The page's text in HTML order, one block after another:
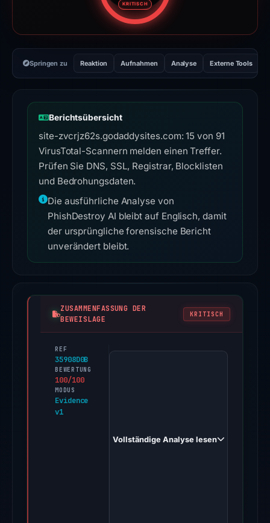
KRITISCH
Springen zu Reaktion Aufnahmen Analyse Externe Tools
Berichtsübersicht
site-zvcrjz62s.godaddysites.com: 15 von 91
VirusTotal-Scannern melden einen Treffer.
Prüfen Sie DNS, SSL, Registrar, Blocklisten
und Bedrohungsdaten.
Die ausführliche Analyse von
PhishDestroy AI bleibt auf Englisch, damit
der ursprüngliche forensische Bericht
unverändert bleibt.
ZUSAMMENFASSUNG DER
BEWEISLAGE
KRITISCH
REF
35908D0B
BEWERTUNG
100/100
MODUS
Evidence
v1
PhishDestroy
Feb
Vollständige Analyse lesen